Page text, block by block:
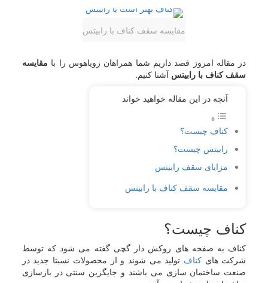
مقایسه سقف کناف با رابیتس
در مقاله امروز قصد داریم شما همراهان رویاهوس را با مقایسه
سقف کناف با رابیتس آشنا کنیم.
آنچه در این مقاله خواهید خواند
کناف چیست؟
رابیتس چیست؟
مزایای سقف رابیتس
مقایسه سقف کناف با رابیتس
کناف چیست؟
کناف به صفحه های روکش دار گچی گفته می شود که توسط
شرکت هایکناف تولید می شوند و از محصولات نسبتا جدید در
صنعت ساختمان سازی می باشند و جایگزین سنتی در بازسازی